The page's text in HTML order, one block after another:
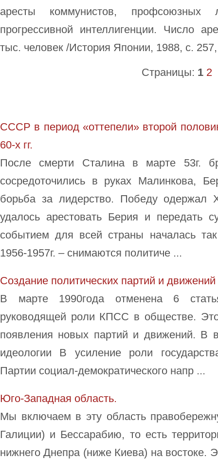
аресты коммунистов, профсоюзных
прогрессивной интеллигенции. Число
тыс. человек /История Японии, 1988, с.
Страницы: 1 2
СССР в период «оттепели» второй
60-х гг.
После смерти Сталина в марте 53г.
сосредоточились в руках Малинкова,
борьба за лидерство. Победу одержал
удалось арестовать Берия и передать
событием для всей страны началась
1956-1957г. – снимаются политиче ...
Создание политических партий и движений
В марте 1990года отменена 6
руководящей роли КПСС в обществе.
появления новых партий и движений. В
идеологии В усиление роли
Партии социал-демократического напр ...
Юго-Западная область.
Мы включаем в эту область
Галиции) и Бессарабию, то есть
нижнего Днепра (ниже Киева) на востоке.